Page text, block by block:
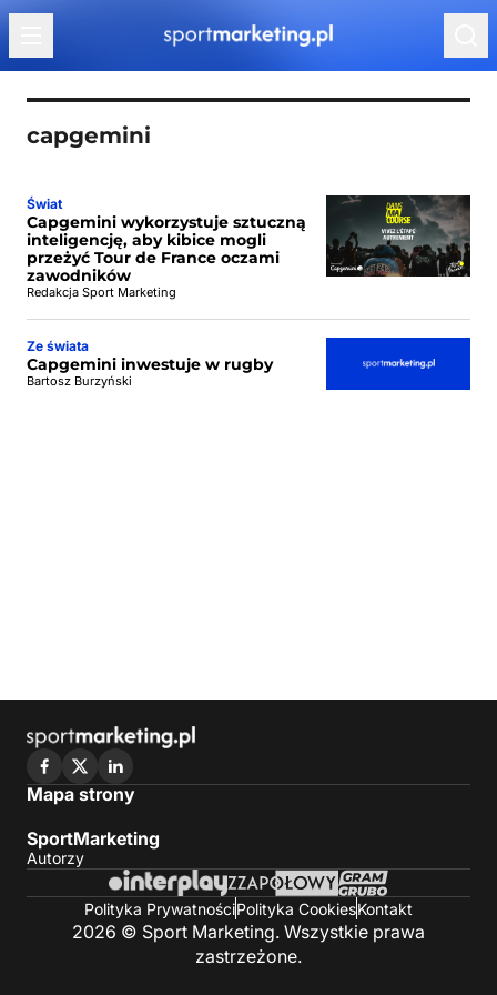
Przejdź do treści
capgemini
Świat
Capgemini wykorzystuje sztuczną
inteligencję, aby kibice mogli
przeżyć Tour de France oczami
zawodników
Redakcja Sport Marketing
Ze świata
Capgemini inwestuje w rugby
Bartosz Burzyński
Mapa strony
SportMarketing
Autorzy
Polityka PrywatnościPolityka CookiesKontakt
2026 © Sport Marketing. Wszystkie prawa
zastrzeżone.